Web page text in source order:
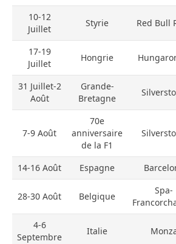
10-12
Juillet
Styrie Red Bull
17-19
Juillet
Hongrie
31 Juillet-2
Août
Grande-
Bretagne
7-9 Août
70e
anniversaire
de la F1
14-16 Août Espagne
28-30 Août Belgique
Spa-
4-6
Septembre
Italie